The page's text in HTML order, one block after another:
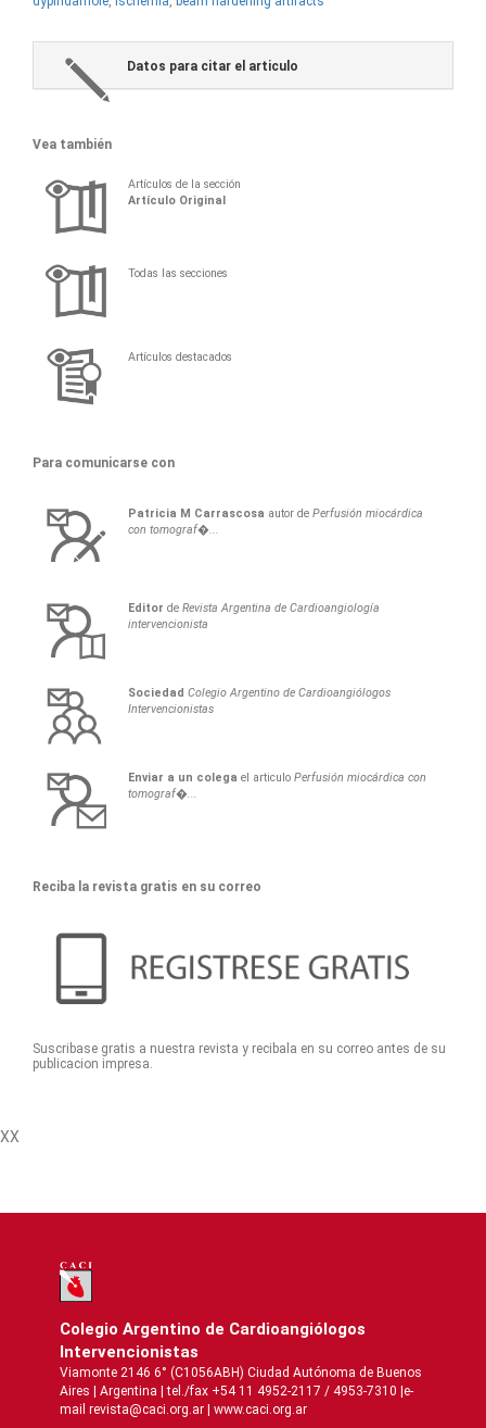
Datos para citar el articulo
Vea también
Artículos de la sección
Artículo Original
Todas las secciones
Artículos destacados
Para comunicarse con
Patricia M Carrascosa autor dePerfusión miocárdica
con tomograf�...
Editor deRevista Argentina de Cardioangiología
intervencionista
Sociedad Colegio Argentino de Cardioangiólogos
Intervencionistas
Enviar a un colega el articuloPerfusión miocárdica con
tomograf�...
Reciba la revista gratis en su correo
Suscribase gratis a nuestra revista y recibala en su correo antes de su
publicacion impresa.
XX
Colegio Argentino de Cardioangiólogos
Intervencionistas
Viamonte 2146 6° (C1056ABH) Ciudad Autónoma de Buenos
Aires | Argentina | tel./fax +54 11 4952-2117 / 4953-7310 |e-
mail revista@caci.org.ar | www.caci.org.ar